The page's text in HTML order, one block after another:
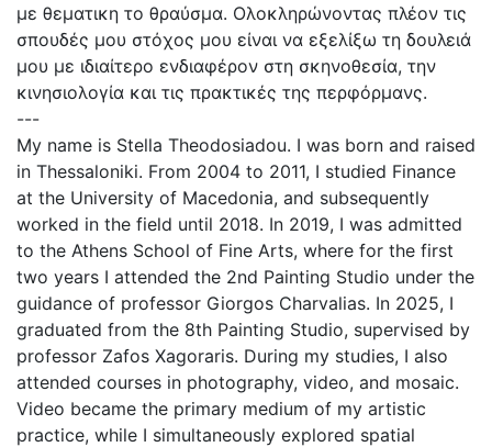
με θεματικη το θραύσμα. Ολοκληρώνοντας πλέον τις
σπουδές μου στόχος μου είναι να εξελίξω τη δουλειά
μου με ιδιαίτερο ενδιαφέρον στη σκηνοθεσία, την
κινησιολογία και τις πρακτικές της περφόρμανς.
---
My name is Stella Theodosiadou. I was born and raised
in Thessaloniki. From 2004 to 2011, I studied Finance
at the University of Macedonia, and subsequently
worked in the field until 2018. In 2019, I was admitted
to the Athens School of Fine Arts, where for the first
two years I attended the 2nd Painting Studio under the
guidance of professor Giorgos Charvalias. In 2025, I
graduated from the 8th Painting Studio, supervised by
professor Zafos Xagoraris. During my studies, I also
attended courses in photography, video, and mosaic.
Video became the primary medium of my artistic
practice, while I simultaneously explored spatial